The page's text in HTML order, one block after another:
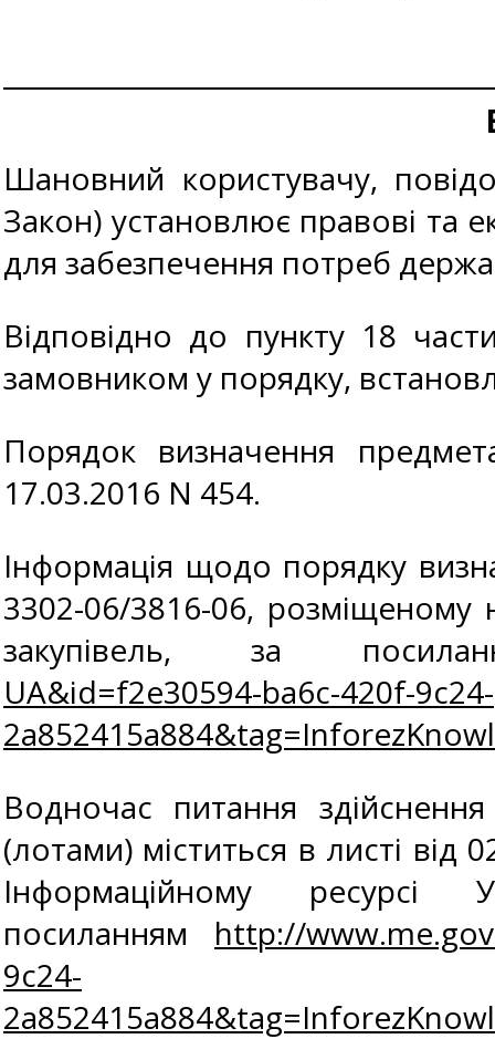
Шановний користувачу,
Закон) установлює правові та
для забезпечення потреб
Відповідно до пункту 18
замовником у порядку,
Порядок визначення
17.03.2016 N 454.
Інформація щодо порядку
3302-06/3816-06, розміщеному
закупівель, за
UA&id=f2e30594-ba6c-420f-9c24-
Водночас питання
(лотами) міститься в
Інформаційному
посиланням http://
9c24-